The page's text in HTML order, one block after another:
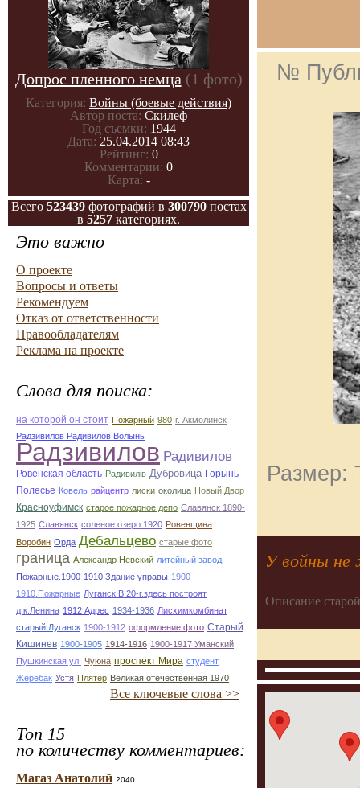
Допрос пленного немца (1 фото)
Категория: Войны (боевые действия)
Автор поста: Скилеф
Год съемки: 1944
Дата: 25.04.2014 08:43
Рейтинг: 0
Комментарии: 0
Карта: -
Всего 523439фотографий в 300790постах
в 5257 категориях.
Это важно
О проекте
Вопросы и ответы
Рекомендуем
Отказ от ответственности
Правообладателям
Реклама на проекте
Слова для поиска:
на которой он стоит Пожарный 980 г. Акмолинск
Радзивилов Радивилов Волынь
Радзивилов Радивилов
Ровенская область Радивилiв Дубровица Горынь
Полесье Ковель райцентр лиски околица Новый Двор
Красноуфимск старое пожарное депо Славянск 1890-
1925 Славянск соленое озеро 1920 Ровенщина
Воробин Орда Дебальцево старые фото
граница Александр Невский литейный завод
Пожарные.1900-1910 Здание управы 1900-
1910.Пожарные Луганск В 20-г.здесь построят
д.к.Ленина 1912 Адрес 1934-1936 Лисхимкомбинат
старый Луганск 1900-1912 оформление фото Старый
Кишинев 1900-1905 1914-1916 1900-1917 Уманский
Пушкинская ул. Чуюна проспект Мира студент
Жеребак Устя Плятер Великая отечественная 1970
Все ключевые слова >>
Топ 15
по количеству комментариев:
Магаз Анатолий 2040
№
Размер:
У войны не
Описание